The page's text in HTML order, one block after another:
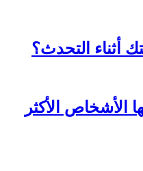
أثناء التحدث؟
الأشخاص الأكثر